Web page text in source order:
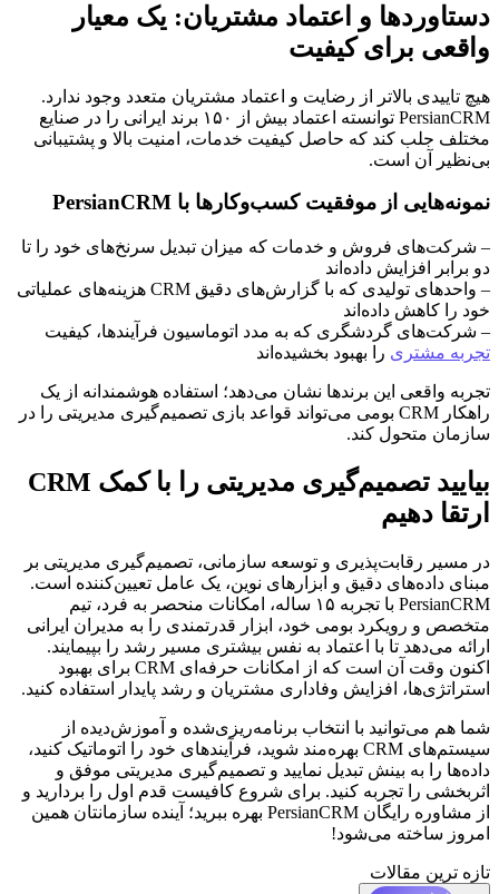
دستاوردها و اعتماد مشتریان: یک معیار
واقعی برای کیفیت
هیچ تاییدی بالاتر از رضایت و اعتماد مشتریان متعدد وجود ندارد.
PersianCRM توانسته اعتماد بیش از ۱۵۰ برند ایرانی را در صنایع
مختلف جلب کند که حاصل کیفیت خدمات، امنیت بالا و پشتیبانی
بی‌نظیر آن است.
نمونه‌هایی از موفقیت کسب‌وکارها با PersianCRM
– شرکت‌های فروش و خدمات که میزان تبدیل سرنخ‌های خود را تا
دو برابر افزایش داده‌اند
– واحدهای تولیدی که با گزارش‌های دقیق CRM هزینه‌های عملیاتی
خود را کاهش داده‌اند
– شرکت‌های گردشگری که به مدد اتوماسیون فرآیندها، کیفیت
تجربه مشتری را بهبود بخشیده‌اند
تجربه واقعی این برندها نشان می‌دهد؛ استفاده هوشمندانه از یک
راهکار CRM بومی می‌تواند قواعد بازی تصمیم‌گیری مدیریتی را در
سازمان متحول کند.
بیایید تصمیم‌گیری مدیریتی را با کمک CRM
ارتقا دهیم
در مسیر رقابت‌پذیری و توسعه سازمانی، تصمیم‌گیری مدیریتی بر
مبنای داده‌های دقیق و ابزارهای نوین، یک عامل تعیین‌کننده است.
PersianCRM با تجربه ۱۵ ساله، امکانات منحصر به فرد، تیم
متخصص و رویکرد بومی خود، ابزار قدرتمندی را به مدیران ایرانی
ارائه می‌دهد تا با اعتماد به نفس بیشتری مسیر رشد را بپیمایند.
اکنون وقت آن است که از امکانات حرفه‌ای CRM برای بهبود
استراتژی‌ها، افزایش وفاداری مشتریان و رشد پایدار استفاده کنید.
شما هم می‌توانید با انتخاب برنامه‌ریزی‌شده و آموزش‌دیده از
سیستم‌های CRM بهره‌مند شوید، فرآیندهای خود را اتوماتیک کنید،
داده‌ها را به بینش تبدیل نمایید و تصمیم‌گیری مدیریتی موفق و
اثربخشی را تجربه کنید. برای شروع کافیست قدم اول را بردارید و
از مشاوره رایگان PersianCRM بهره ببرید؛ آینده سازمانتان همین
امروز ساخته می‌شود!
تازه ترین مقالات